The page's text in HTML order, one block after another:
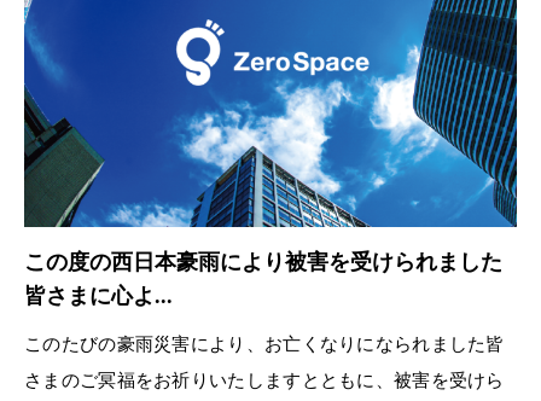
この度の西日本豪雨により被害を受けられました
皆さまに心よ...
このたびの豪雨災害により、お亡くなりになられました皆
さまのご冥福をお祈りいたしますとともに、被害を受けら